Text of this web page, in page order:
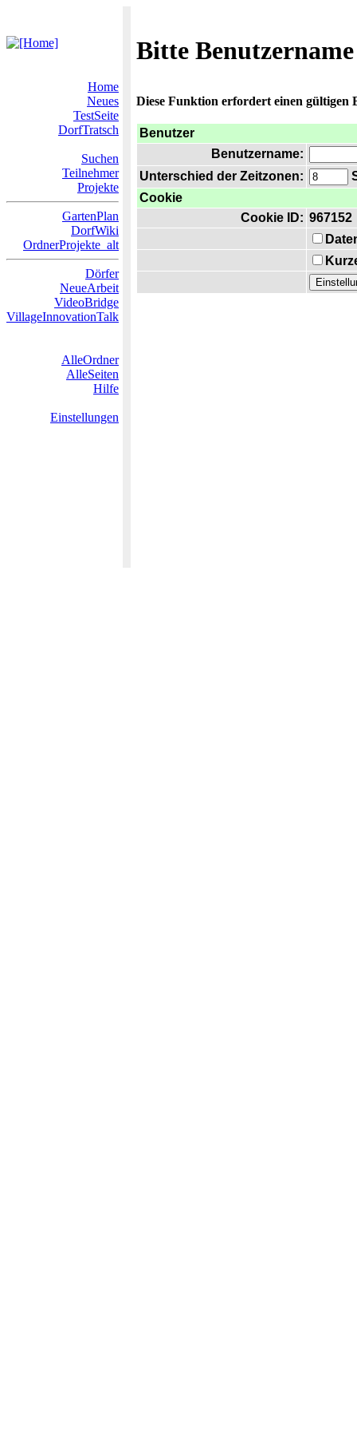
Bitte
Home
Neues
TestSeite
DorfTratsch
Suchen
Teilnehmer
Projekte
GartenPlan
DorfWiki
OrdnerProjekte_alt
Dörfer
NeueArbeit
VideoBridge
VillageInnovationTalk
AlleOrdner
AlleSeiten
Hilfe
Einstellungen
Diese Funktion erfordert einen gültigen
Benutzer
Benutzername:
Unterschied der Zeitzonen:
Cookie
Cookie ID: 967152